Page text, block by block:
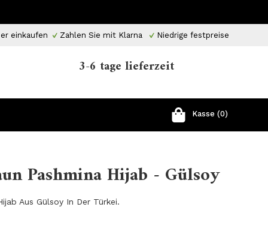
einkaufen Zahlen Sie mit Klarna Niedrige festpreise
3-6 tage lieferzeit
Kasse (0)
Pashmina Hijab - Gülsoy
Aus Gülsoy In Der Türkei.